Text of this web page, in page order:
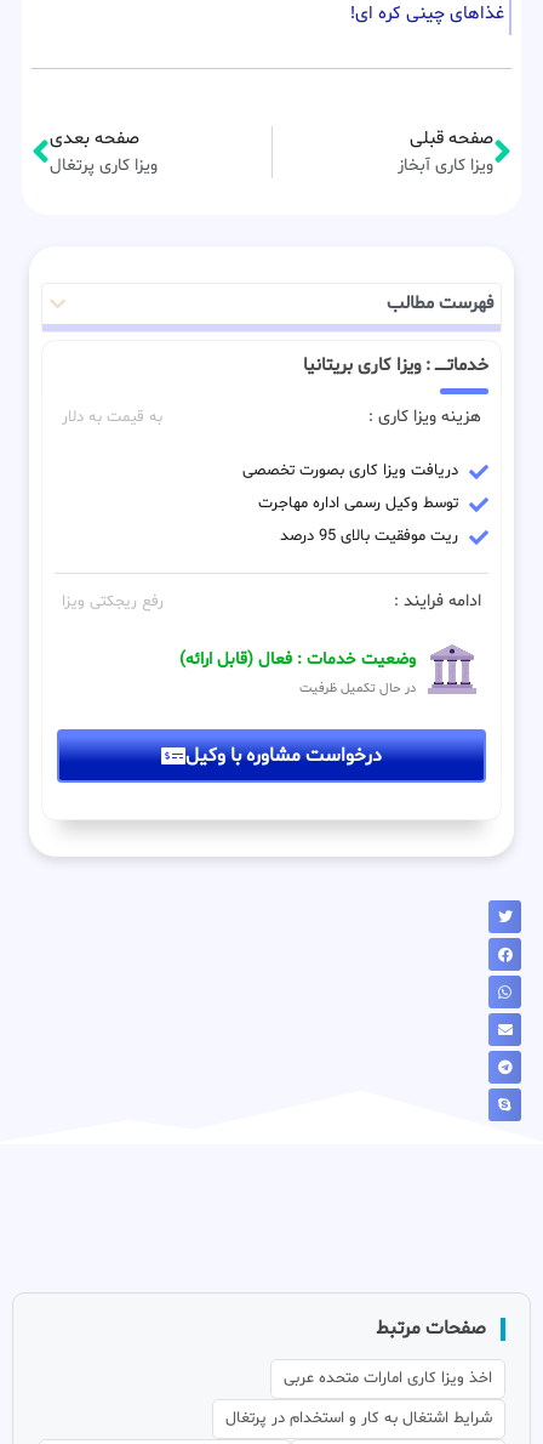
غذاهای چینی کره ای!
صفحه قبلی
ویزا کاری آبخاز
صفحه بعدی
ویزا کاری پرتغال
فهرست مطالب
خدماتـــــ : ویزا کاری بریتانیا
هزینه ویزا کاری : به قیمت به دلار
دریافت ویزا کاری بصورت تخصصی
توسط وکیل رسمی اداره مهاجرت
ریت موفقیت بالای 95 درصد
ادامه فرایند : رفع ریجکتی ویزا
وضعیت خدمات : فعال (قابل ارائه)
در حال تکمیل ظرفیت
درخواست مشاوره با وکیل
صفحات مرتبط
اخذ ویزا کاری امارات متحده عربی
شرایط اشتغال به کار و استخدام در پرتغال